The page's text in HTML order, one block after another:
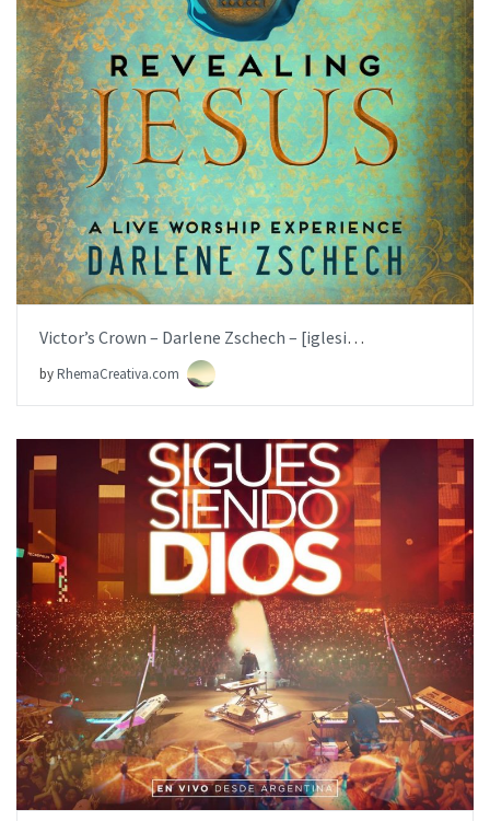
Sinking Deep – Hillsong Young & Free – [iglesia.local]
byRhemaCreativa.com
AÑADIR AL PEDIDO
ITEM PRICE:$19.99
Victor’s Crown – Darlene Zschech – [iglesia.local]
byRhemaCreativa.com
AÑADIR AL PEDIDO
ITEM PRICE:$19.99